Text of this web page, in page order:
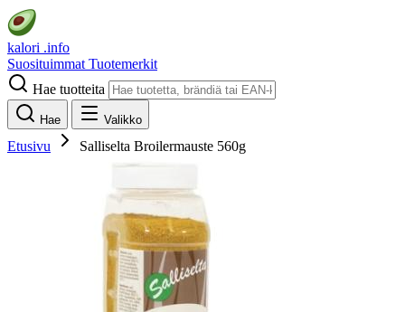
kalori .info
Suosituimmat Tuotemerkit
Hae tuotteita
Hae Valikko
Etusivu Salliselta Broilermauste 560g